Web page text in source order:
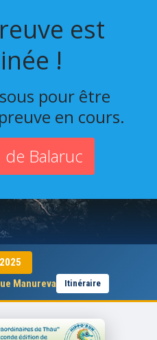
est
!
pour être
en cours.
Balaruc
Manureva
Itinéraire